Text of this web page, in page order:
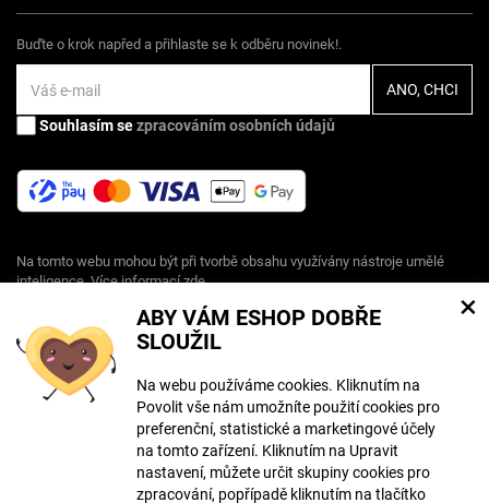
ABY VÁM ESHOP DOBŘE
SLOUŽIL
Na webu používáme cookies. Kliknutím na
Povolit vše nám umožníte použití cookies pro
preferenční, statistické a marketingové účely
na tomto zařízení. Kliknutím na Upravit
nastavení, můžete určit skupiny cookies pro
zpracování, popřípadě kliknutím na tlačítko
×
Buďte o krok napřed a přihlaste se k odběru novinek!.
Souhlasím sezpracováním osobních údajů
Na tomto webu mohou být při tvorbě obsahu využívány nástroje umělé
inteligence. Více informacízde.
© Copyright ECLIPSERA s.r.o.
Všechna práva vyhrazena
Slovenská verze
HU
RO